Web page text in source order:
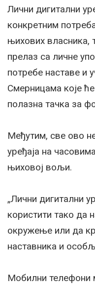
Лични дигитални
конкретним
њихових власника,
прелаз са личне
потребе наставе и
Смерницама које
полазна тачка за
Међутим, све ово
уређаја на
њиховој вољи.
„Лични дигитални
користити тако да
окружење или да
наставника и
Мобилни телефони